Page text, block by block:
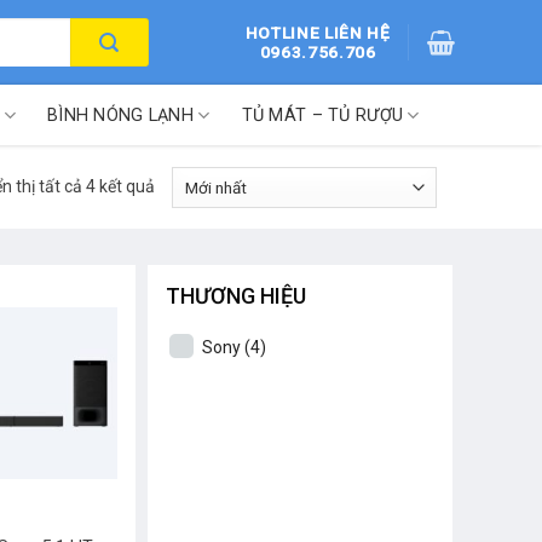
HOTLINE LIÊN HỆ
0963.756.706
BÌNH NÓNG LẠNH TỦ MÁT – TỦ RƯỢU
thị tất cả 4 kết quả
THƯƠNG HIỆU
Sony(4)